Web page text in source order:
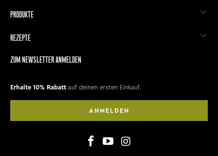
PRODUKTE
REZEPTE
ZUM NEWSLETTER ANMELDEN
Erhalte 10% Rabatt auf deinen ersten Einkauf.
ANMELDEN